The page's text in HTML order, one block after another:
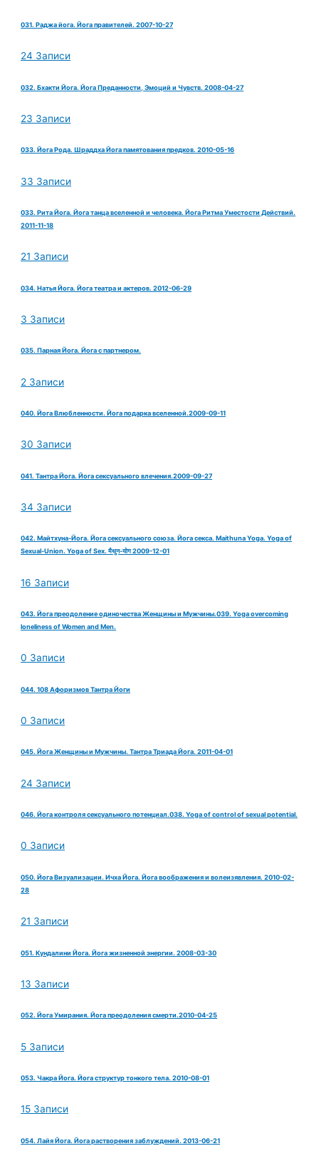
031. Раджа йога. Йога правителей. 2007-10-27
24 Записи
032. Бхакти Йога. Йога Преданности, Эмоций и Чувств. 2008-04-27
23 Записи
033. Йога Рода. Шраддха Йога памятования предков. 2010-05-16
33 Записи
033. Рита Йога. Йога танца вселенной и человека. Йога Ритма Уместости Действий.
2011-11-18
21 Записи
034. Натья Йога. Йога театра и актеров. 2012-06-29
3 Записи
035. Парная Йога. Йога с партнером.
2 Записи
040. Йога Влюбленности. Йога подарка вселенной.2009-09-11
30 Записи
041. Тантра Йога. Йога сексуального влечения.2009-09-27
34 Записи
042. Майтхуна-Йога. Йога сексуального союза. Йога секса. Maithuna Yoga. Yoga of
Sexual-Union. Yoga of Sex. मैथुन-योग 2009-12-01
16 Записи
043. Йога преодоление одиночества Женщины и Мужчины.039. Yoga overcoming
loneliness of Women and Men.
0 Записи
044. 108 Афоризмов Тантра Йоги
0 Записи
045. Йога Женщины и Мужчины. Тантра Триада Йога. 2011-04-01
24 Записи
046. Йога контроля сексуального потенциал.038. Yoga of control of sexual potential.
0 Записи
050. Йога Визуализации. Ичха Йога. Йога воображения и волеизявления. 2010-02-
28
21 Записи
051. Кундалини Йога. Йога жизненной энергии. 2008-03-30
13 Записи
052. Йога Умирания. Йога преодоления смерти.2010-04-25
5 Записи
053. Чакра Йога. Йога структур тонкого тела. 2010-08-01
15 Записи
054. Лайя Йога. Йога растворения заблуждений. 2013-06-21